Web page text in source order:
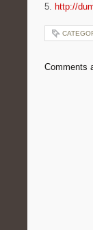
5. http://
Comments